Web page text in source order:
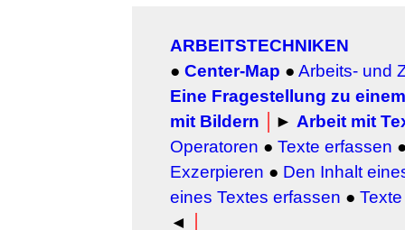
ARBEITSTECHNIKEN
● Center-Map ● Arbeits- und
Eine Fragestellung zu
mit Bildern
► Arbeit mit
Operatoren ● Texte erfassen
Exzerpieren ● Den Inhalt
eines Textes erfassen ●
◄